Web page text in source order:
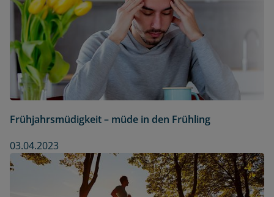
Frühjahrsmüdigkeit – müde in den Frühling
03.04.2023